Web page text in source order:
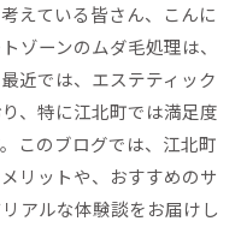
えている皆さん、こんに
ゾーンのムダ毛処理は、
近では、エステティック
、特に江北町では満足度
このブログでは、江北町
リットや、おすすめのサ
アルな体験談をお届けし